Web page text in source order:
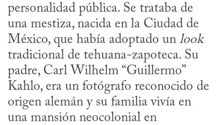
personalidad pública. Se trataba de
una mestiza, nacida en la Ciudad de
México, que había adoptado un look
tradicional de tehuana-zapoteca. Su
padre, Carl Wilhelm “Guillermo”
Kahlo, era un fotógrafo reconocido de
origen alemán y su familia vivía en
una mansión neocolonial en